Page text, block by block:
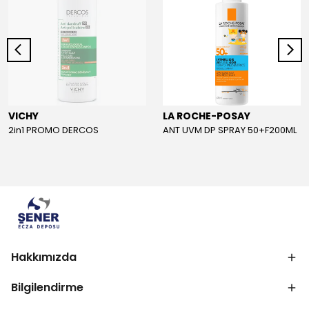
VICHY
2in1 PROMO DERCOS
LA ROCHE-POSAY
ANT UVM DP SPRAY 50+F200ML
Hakkımızda
Bilgilendirme